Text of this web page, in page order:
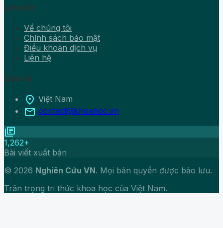
Liên kết
Về chúng tôi
Chính sách bảo mật
Điều khoản dịch vụ
Liên hệ
Liên hệ
location_on Việt Nam
mail contact@khoahoc.vn
library_books
1,262+
Bài viết xuất bản
© 2026 Nghiên Cứu VN. Mọi bản quyền được bảo lưu.
Trân trọng tri thức khoa học của Việt Nam.